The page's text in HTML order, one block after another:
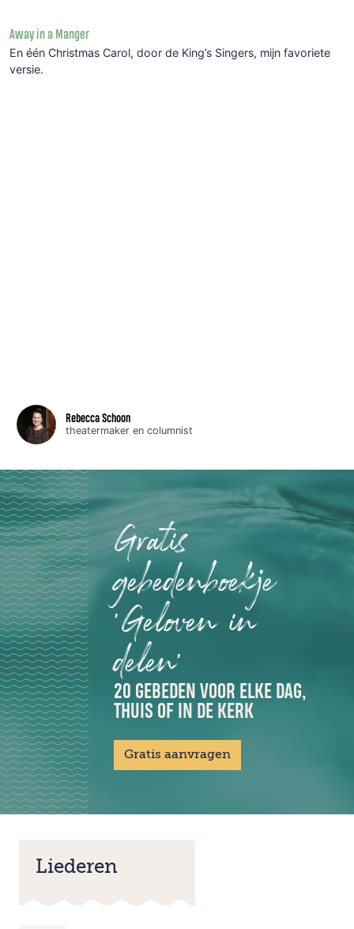
Away in a Manger
En één Christmas Carol, door de King’s Singers, mijn favoriete
versie.
Rebecca Schoon
theatermaker en columnist
Gratis
gebedenboekje
'Geloven in
delen'
20 GEBEDEN VOOR ELKE DAG,
THUIS OF IN DE KERK
Gratis aanvragen
Liederen